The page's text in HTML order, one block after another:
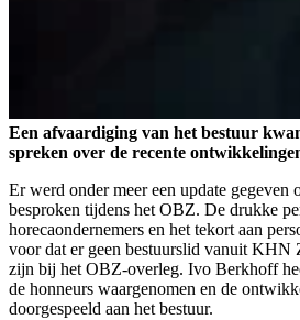
Een afvaardiging van het bestuur
spreken over de recente
Er werd onder meer een update gegeven
besproken tijdens het OBZ. De drukke
horecaondernemers en het tekort aan
voor dat er geen bestuurslid vanuit KHN
zijn bij het OBZ-overleg. Ivo Berkhoff
de honneurs waargenomen en de
doorgespeeld aan het bestuur.